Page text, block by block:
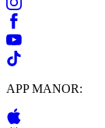
APP MANOR: